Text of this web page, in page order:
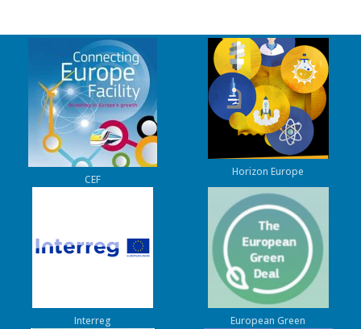
CEF
Horizon Europe
Interreg European Green